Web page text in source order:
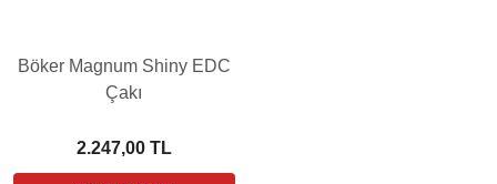
Böker Magnum Shiny EDC
Çakı
2.247,00 TL